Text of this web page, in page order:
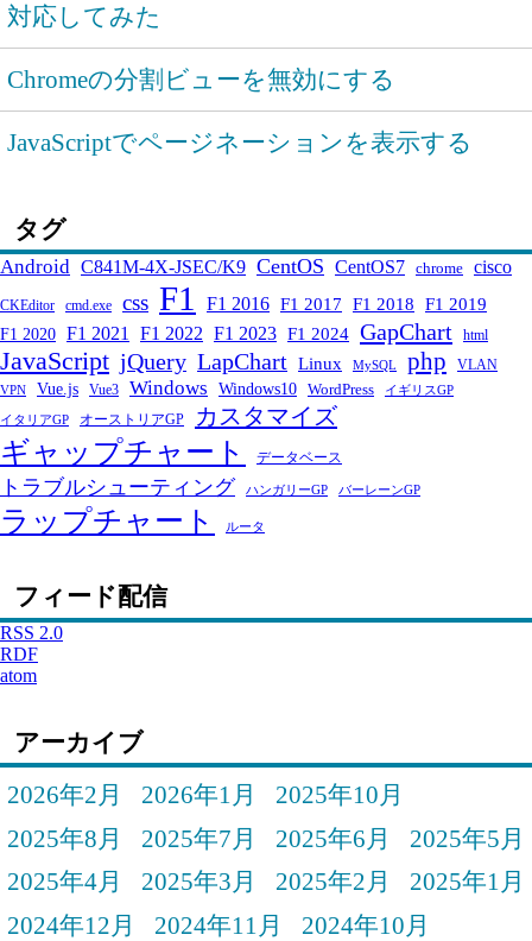
対応してみた
Chromeの分割ビューを無効にする
JavaScriptでページネーションを表示する
タグ
Android C841M-4X-JSEC/K9 CentOS CentOS7 chrome cisco
CKEditor cmd.exe css F1 F1 2016 F1 2017 F1 2018 F1 2019
F1 2020 F1 2021 F1 2022 F1 2023 F1 2024 GapChart html
JavaScript jQuery LapChart Linux MySQL php VLAN
VPN Vue.js Vue3 Windows Windows10 WordPress イギリスGP
イタリアGP オーストリアGP カスタマイズ
ギャップチャート データベース
トラブルシューティング ハンガリーGP バーレーンGP
ラップチャート ルータ
フィード配信
RSS 2.0
RDF
atom
アーカイブ
2026年2月
2026年1月
2025年10月
2025年8月
2025年7月 2025年6月
2025年5月
2025年4月
2025年3月 2025年2月
2025年1月
2024年12月
2024年11月
2024年10月